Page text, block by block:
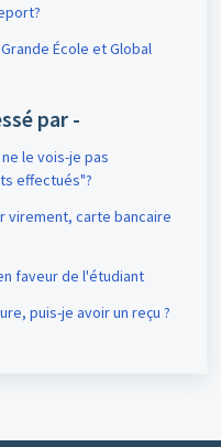
École et Global
par -
le vois-je pas
effectués"?
virement, carte bancaire
faveur de l'étudiant
puis-je avoir un reçu ?